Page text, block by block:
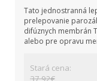
Tato jednostranná
prelepovanie
difúznych membrán
alebo pre opravu
Stará cena:
37,92€